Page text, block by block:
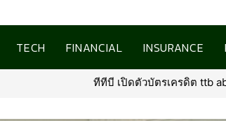
TECH FINANCIAL INSURANCE
absolute โฉมใหม่ ภายใต้คอนเซ็ปต์ “North